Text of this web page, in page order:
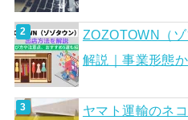
ZOZOTOWN（
解説｜事業形態
ヤマト運輸のネ